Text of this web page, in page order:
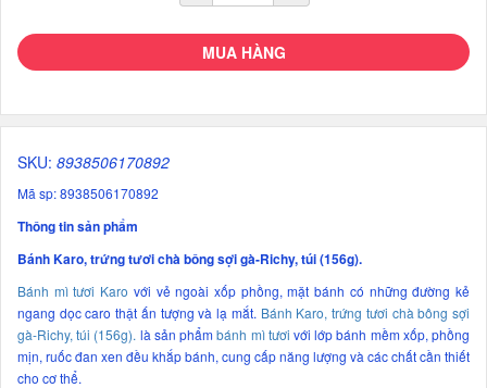
MUA HÀNG
SKU: 8938506170892
Mã sp: 8938506170892
Thông tin sản phẩm
Bánh Karo, trứng tươi chà bông sợi gà-Richy, túi (156g).
Bánh mì tươi Karo với vẻ ngoài xốp phồng, mặt bánh có những đường kẻ
ngang dọc caro thật ấn tượng và lạ mắt. Bánh Karo, trứng tươi chà bông sợi
gà-Richy, túi (156g). là sản phẩmbánh mì tươi với lớp bánh mềm xốp, phồng
mịn, ruốc đan xen đều khắp bánh, cung cấp năng lượng và các chất cần thiết
cho cơ thể.